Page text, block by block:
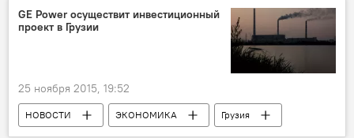
GE Power осуществит инвестиционный
проект в Грузии
25 ноября 2015, 19:52
НОВОСТИ ЭКОНОМИКА Грузия